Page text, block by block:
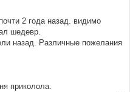
2 года назад. видимо
шедевр.
назад. Различные пожелания
приколола.